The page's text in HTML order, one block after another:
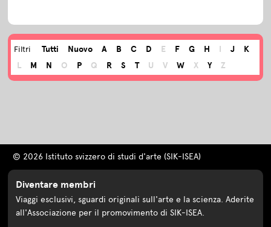
Filtri Tutti Nuovo A B C D E F G H I J
K
L
M N O P Q R S T U V W X Y Z
© 2026 Istituto svizzero di studi d'arte (SIK-ISEA)
Diventare membri
Viaggi esclusivi, sguardi originali sull'arte e la scienza. Aderite
all'Associazione per il promovimento di SIK-ISEA.